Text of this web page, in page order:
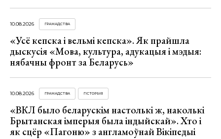
10.08.2026 ГРАМАДСТВА
«Усё кепска і вельмі кепска». Як прайшла
дыскусія «Мова, культура, адукацыя і мэдыя:
нябачны фронт за Беларусь»
10.08.2026 ГРАМАДСТВА ГІСТОРЫЯ
«ВКЛ было беларускім настолькі ж, наколькі
Брытанская імперыя была індыйскай». Хто і
як сцёр «Пагоню» з англамоўнай Вікіпедыі